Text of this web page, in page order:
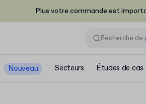
Plus votre commande est
Nouveau Secteurs Études de cas